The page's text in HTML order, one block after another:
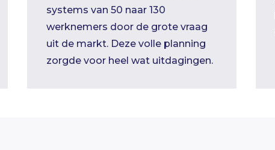
systems van 50 naar 130
werknemers door de grote vraag
uit de markt. Deze volle planning
zorgde voor heel wat uitdagingen.